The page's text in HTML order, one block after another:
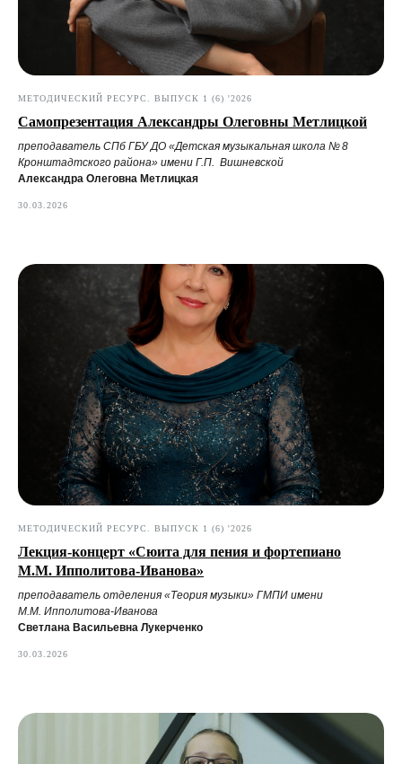
МЕТОДИЧЕСКИЙ РЕСУРС. ВЫПУСК 1 (6) '2026
Самопрезентация Александры Олеговны Метлицкой
преподаватель СПб ГБУ ДО «Детская музыкальная школа № 8
Кронштадтского района» имени Г.П. Вишневской
Александра Олеговна Метлицкая
30.03.2026
МЕТОДИЧЕСКИЙ РЕСУРС. ВЫПУСК 1 (6) '2026
Лекция-концерт «Сюита для пения и фортепиано
М.М. Ипполитова-Иванова»
преподаватель отделения «Теория музыки» ГМПИ имени
М.М. Ипполитова-Иванова
Светлана Васильевна Лукерченко
30.03.2026